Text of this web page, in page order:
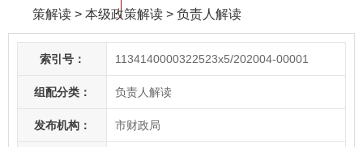
策解读 > 本级政策解读 > 负责人解读
索引号： 1134140000322523x5/202004-00001
组配分类： 负责人解读
发布机构： 市财政局